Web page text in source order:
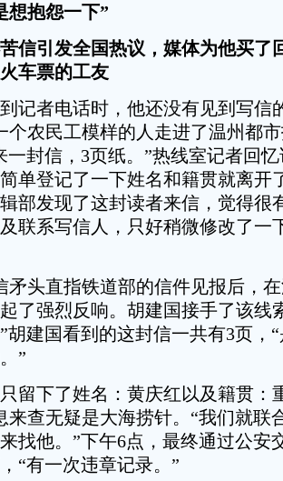
抱怨一下”
信引发全国热议，媒体为他买了
车票的工友
记者电话时，他还没有见到写信
个农民工模样的人走进了温州都
一封信，3页纸。”热线室记者回
单登记了一下姓名和籍贯就离开
部发现了这封读者来信，觉得很
联系写信人，只好稍微修改了一
头直指铁道部的信件见报后，
了强烈反响。胡建国接手了该线
胡建国看到的这封信一共有3页，
”
留下了姓名：黄庆红以及籍贯：
来查无疑是大海捞针。“我们就联
找他。”下午6点，最终通过公安
“有一次违章记录。”